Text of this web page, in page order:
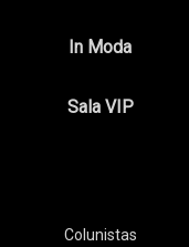
In Moda
Sala VIP
Colunistas